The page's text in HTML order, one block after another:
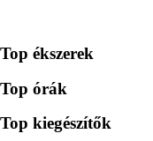
Top ékszerek
Top órák
Top kiegészítők